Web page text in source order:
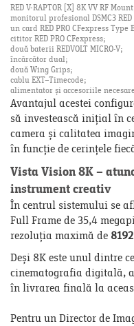
RED V-RAPTOR [X] 8K VV RF
monitorul profesional DSMC3
un card RED PRO CFexpress Type
cititor RED PRO CFexpress;
două baterii REDVOLT MICRO-V;
încărcător dual;
două Wing Grips;
cablu EXT–Timecode;
alimentator și accesoriile
Avantajul acestei
să investească inițial în
camera și calitatea
în funcție de cerințele
Vista Vision 8K –
instrument creativ
În centrul sistemului se
Full Frame de 35,4
rezoluția maximă de
Deși 8K este unul dintre
cinematografia digitală,
în livrarea finală la
Pentru un Director de